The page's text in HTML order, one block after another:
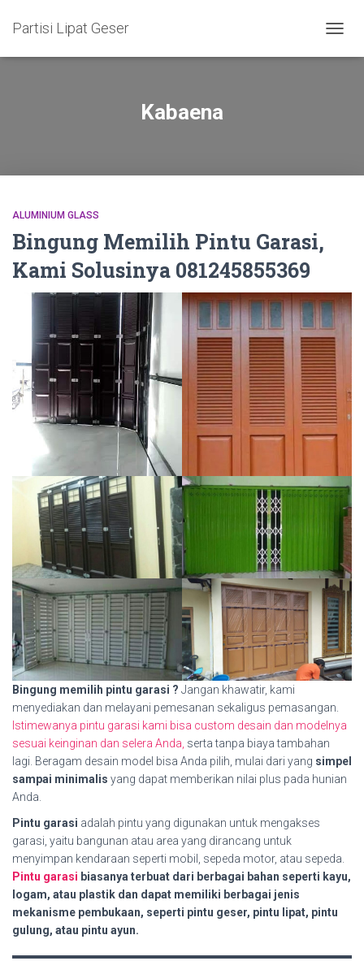
Partisi Lipat Geser
Kabaena
ALUMINIUM GLASS
Bingung Memilih Pintu Garasi,
Kami Solusinya 081245855369
Bingung memilih pintu garasi ? Jangan khawatir, kami
menyediakan dan melayani pemesanan sekaligus pemasangan.
Istimewanya pintu garasi kami bisa custom desain dan modelnya
sesuai keinginan dan selera Anda, serta tanpa biaya tambahan
lagi. Beragam desain model bisa Anda pilih, mulai dari yang simpel
sampai minimalis yang dapat memberikan nilai plus pada hunian
Anda.
Pintu garasi adalah pintu yang digunakan untuk mengakses
garasi, yaitu bangunan atau area yang dirancang untuk
menyimpan kendaraan seperti mobil, sepeda motor, atau sepeda.
Pintu garasi biasanya terbuat dari berbagai bahan seperti kayu,
logam, atau plastik dan dapat memiliki berbagai jenis
mekanisme pembukaan, seperti pintu geser, pintu lipat, pintu
gulung, atau pintu ayun.